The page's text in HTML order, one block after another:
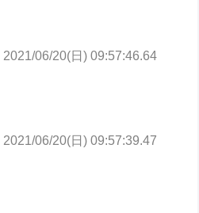
2021/06/20(日) 09:57:46.64
2021/06/20(日) 09:57:39.47